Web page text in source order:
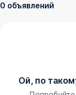
0 объявлений
Ой, по